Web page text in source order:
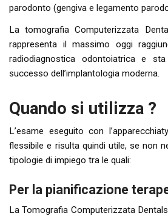
parodonto (gengiva e legamento
La tomografia Computerizzata
rappresenta il massimo oggi
radiodiagnostica odontoiatrica e
successo dell’implantologia moderna.
Quando si utilizza ?
L’esame eseguito con
flessibile e risulta quindi utile, se non
tipologie di impiego tra le quali:
Per la pianificazione
La Tomografia Computerizzata